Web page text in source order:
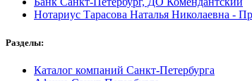
Нотариус Тарасова Наталья Николаевна -
Разделы:
Каталог компаний Санкт-Петербурга